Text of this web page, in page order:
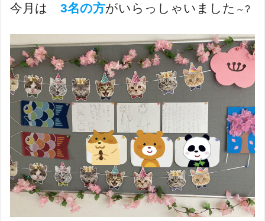
今月は 3名の方がいらっしゃいました ～?